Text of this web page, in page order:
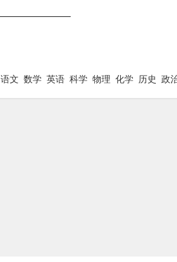
语文 数学 英语 科学 物理 化学 历史 政